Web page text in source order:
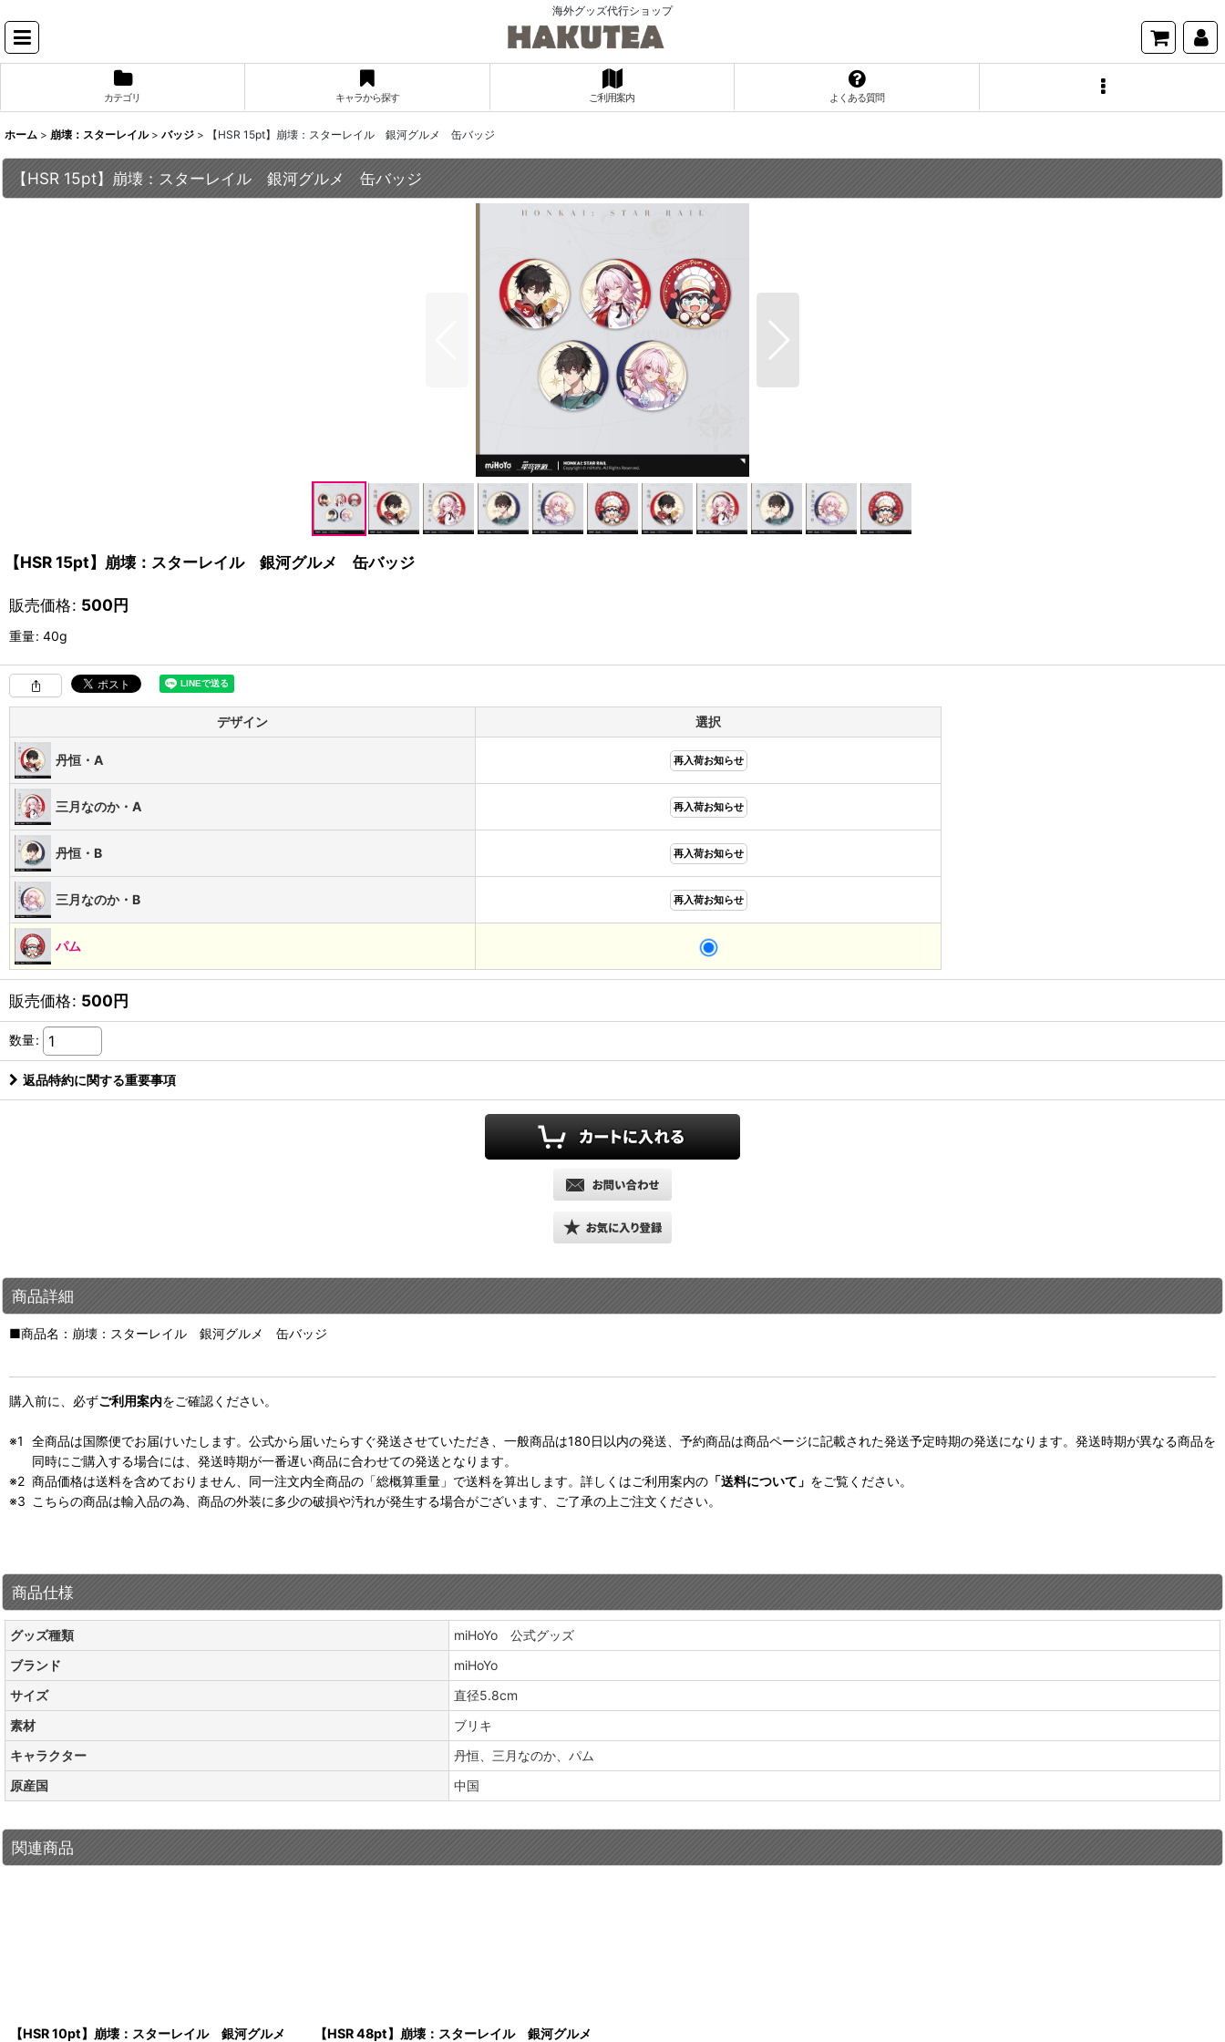
海外グッズ代行ショップ
カテゴリ キャラから探す ご利用案内 よくある質問
ホーム > 崩壊：スターレイル > バッジ > 【HSR 15pt】崩壊：スターレイル 銀河グルメ 缶バッジ
【HSR 15pt】崩壊：スターレイル 銀河グルメ 缶バッジ
【HSR 15pt】崩壊：スターレイル 銀河グルメ 缶バッジ
販売価格: 500円
重量: 40g
デザイン 選択
丹恒・A 再入荷お知らせ
三月なのか・A 再入荷お知らせ
丹恒・B 再入荷お知らせ
三月なのか・B 再入荷お知らせ
パム
販売価格: 500円
数量:
返品特約に関する重要事項
商品詳細
■商品名：崩壊：スターレイル 銀河グルメ 缶バッジ
購入前に、必ずご利用案内をご確認ください。
全商品は国際便でお届けいたします。公式から届いたらすぐ発送させていただき、一般商品は180日以内の発送、予約商品は商品ページに記載された発送予定時期の発送になります。発送時期が異なる商品を
同時にご購入する場合には、発送時期が一番遅い商品に合わせての発送となります。
商品価格は送料を含めておりません、同一注文内全商品の「総概算重量」で送料を算出します。詳しくはご利用案内の 「送料について」 をご覧ください。
こちらの商品は輸入品の為、商品の外装に多少の破損や汚れが発生する場合がございます、ご了承の上ご注文ください。
商品仕様
グッズ種類
miHoYo 公式グッズ
ブランド
miHoYo
サイズ
直径5.8cm
素材
ブリキ
キャラクター
丹恒、三月なのか、パム
原産国
中国
関連商品
【HSR 10pt】崩壊：スターレイル 銀河グルメ 【HSR 48pt】崩壊：スターレイル 銀河グルメ